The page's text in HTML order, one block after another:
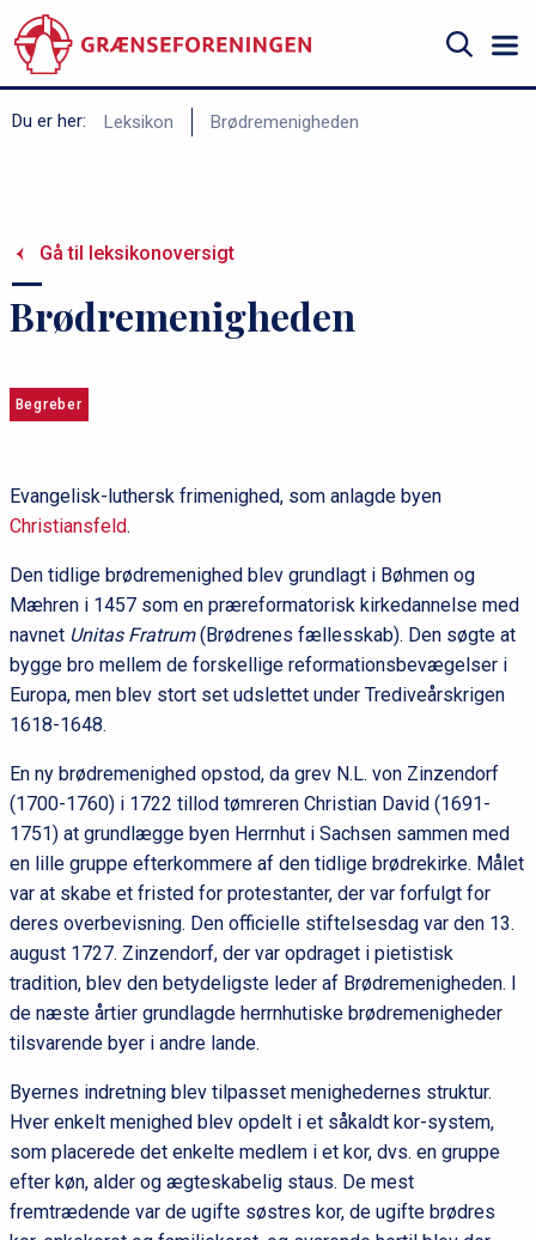
til
hovedindhold
Søg
Du er her:
k
r
u
m
Leksikon Brødremenigheden
Gå til leksikonoversigt
Brødremenigheden
Begreber
Evangelisk-luthersk frimenighed, som anlagde byen
Christiansfeld.
Den tidlige brødremenighed blev grundlagt i Bøhmen og
Mæhren i 1457 som en præreformatorisk kirkedannelse med
navnet Unitas Fratrum(Brødrenes fællesskab). Den søgte at
bygge bro mellem de forskellige reformationsbevægelser i
Europa, men blev stort set udslettet under Trediveårskrigen
1618-1648.
En ny brødremenighed opstod, da grev N.L. von Zinzendorf
(1700-1760) i 1722 tillod tømreren Christian David (1691-
1751) at grundlægge byen Herrnhut i Sachsen sammen med
en lille gruppe efterkommere af den tidlige brødrekirke. Målet
var at skabe et fristed for protestanter, der var forfulgt for
deres overbevisning. Den officielle stiftelsesdag var den 13.
august 1727. Zinzendorf, der var opdraget i pietistisk
tradition, blev den betydeligste leder af Brødremenigheden. I
de næste årtier grundlagde herrnhutiske brødremenigheder
tilsvarende byer i andre lande.
Byernes indretning blev tilpasset menighedernes struktur.
Hver enkelt menighed blev opdelt i et såkaldt kor-system,
som placerede det enkelte medlem i et kor, dvs. en gruppe
efter køn, alder og ægteskabelig staus. De mest
fremtrædende var de ugifte søstres kor, de ugifte brødres